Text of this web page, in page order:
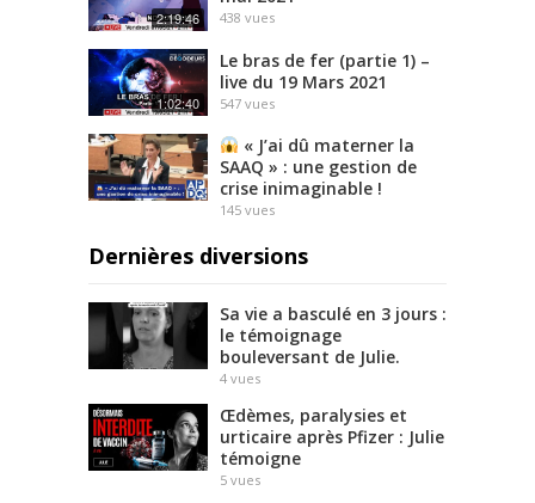
s
m
è
e
2:19:46 438 vues
1:02:40
Le bras de fer (partie 1) –
live du 19 Mars 2021
547 vues
« J’ai dû materner la
SAAQ » : une gestion de
crise inimaginable !
145 vues
Dernières diversions
Sa vie a basculé en 3 jours :
le témoignage
bouleversant de Julie.
4 vues
Œdèmes, paralysies et
urticaire après Pfizer : Julie
témoigne
5 vues